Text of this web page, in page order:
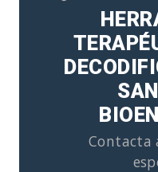
Contacta